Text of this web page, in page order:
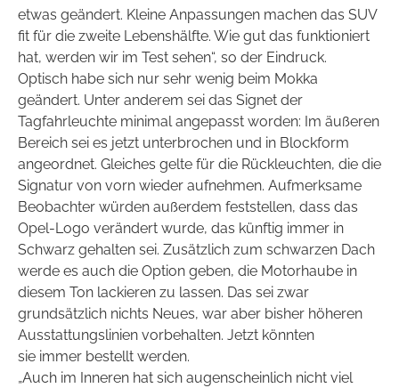
etwas geändert. Kleine Anpassungen machen das SUV
fit für die zweite Lebenshälfte. Wie gut das funktioniert
hat, werden wir im Test sehen“, so der Eindruck.
Optisch habe sich nur sehr wenig beim Mokka
geändert. Unter anderem sei das Signet der
Tagfahrleuchte minimal angepasst worden: Im äußeren
Bereich sei es jetzt unterbrochen und in Blockform
angeordnet. Gleiches gelte für die Rückleuchten, die die
Signatur von vorn wieder aufnehmen. Aufmerksame
Beobachter würden außerdem feststellen, dass das
Opel-Logo verändert wurde, das künftig immer in
Schwarz gehalten sei. Zusätzlich zum schwarzen Dach
werde es auch die Option geben, die Motorhaube in
diesem Ton lackieren zu lassen. Das sei zwar
grundsätzlich nichts Neues, war aber bisher höheren
Ausstattungslinien vorbehalten. Jetzt könnten
sie immer bestellt werden.
„Auch im Inneren hat sich augenscheinlich nicht viel